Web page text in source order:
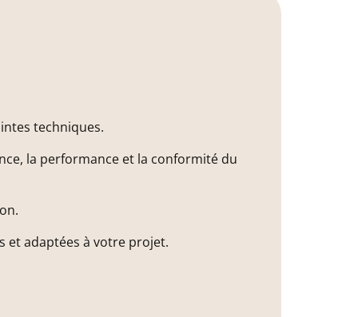
techniques.
la performance et la conformité du
et adaptées à votre projet.